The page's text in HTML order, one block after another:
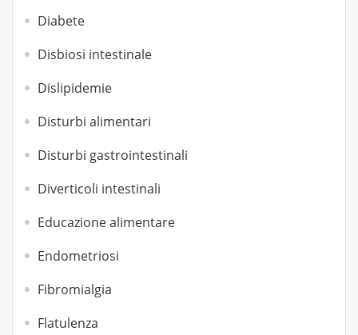
Diabete
Disbiosi intestinale
Dislipidemie
Disturbi alimentari
Disturbi gastrointestinali
Diverticoli intestinali
Educazione alimentare
Endometriosi
Fibromialgia
Flatulenza